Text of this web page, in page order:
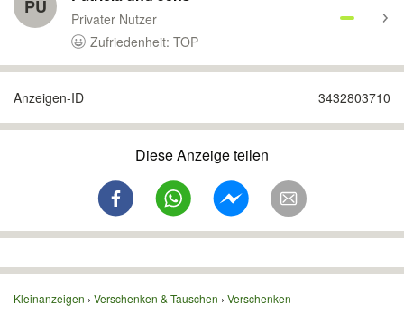
PU
Privater Nutzer
Zufriedenheit: TOP
Anzeigen-ID 3432803710
Diese Anzeige teilen
Kleinanzeigen Verschenken & Tauschen Verschenken